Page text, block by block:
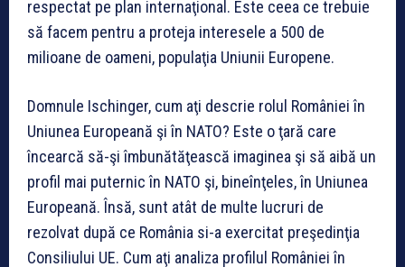
respectat pe plan internaţional. Este ceea ce trebuie
să facem pentru a proteja interesele a 500 de
milioane de oameni, populaţia Uniunii Europene.
Domnule Ischinger, cum aţi descrie rolul României în
Uniunea Europeană şi în NATO? Este o ţară care
încearcă să-şi îmbunătăţească imaginea şi să aibă un
profil mai puternic în NATO şi, bineînţeles, în Uniunea
Europeană. Însă, sunt atât de multe lucruri de
rezolvat după ce România si-a exercitat preşedinţia
Consiliului UE. Cum aţi analiza profilul României în